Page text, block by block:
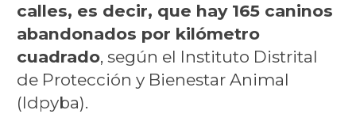
calles, es decir, que hay 165 caninos
abandonados por kilómetro
cuadrado, según el Instituto Distrital
de Protección y Bienestar Animal
(Idpyba).